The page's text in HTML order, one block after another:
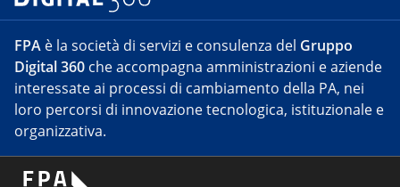
FPA è la società di servizi e consulenza del Gruppo
Digital 360 che accompagna amministrazioni e aziende
interessate ai processi di cambiamento della PA, nei
loro percorsi di innovazione tecnologica, istituzionale e
organizzativa.